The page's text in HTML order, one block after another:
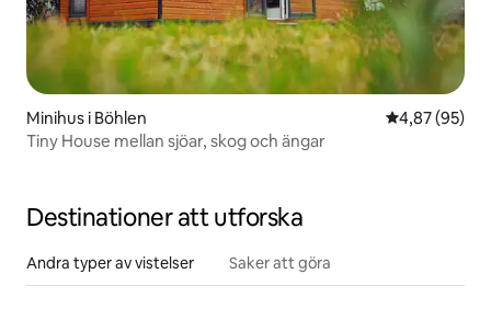
Minihus i Böhlen 4,87 av 5 i
4,87 (95)
Tiny House mellan sjöar, skog och ängar
Destinationer att utforska
Andra typer av vistelser Saker att göra